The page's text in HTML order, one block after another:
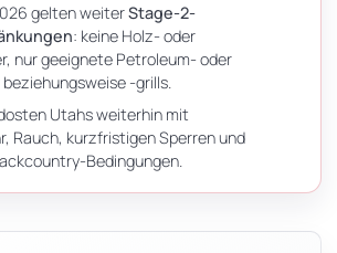
gelten weiterStage-2-
: keine Holz- oder
nur geeignete Petroleum- oder
-grills.
Utahs weiterhin mit
Rauch, kurzfristigen Sperren und
Bedingungen.